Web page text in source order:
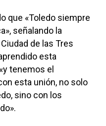
que «Toledo siempre
señalando la
de las Tres
esta
tenemos el
esta unión, no solo
sino con los